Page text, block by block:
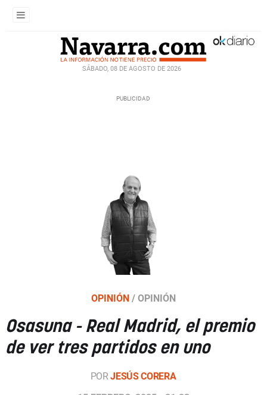
SÁBADO, 08 DE AGOSTO DE 2026
OPINIÓN / OPINIÓN
Osasuna - Real Madrid, el premio
de ver tres partidos en uno
PORJESÚS CORERA